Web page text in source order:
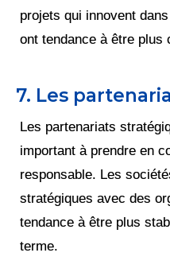
projets qui innovent
ont tendance à être plus
7. Les
Les partenariats
important à prendre en
responsable. Les
stratégiques avec des
tendance à être plus
terme.